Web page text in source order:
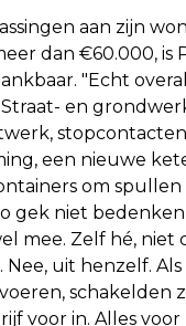
aan zijn
dan €60.000, is
"Echt
en
een nieuwe
om spullen
gek niet bedenken
mee. Zelf hé, niet
Nee, uit henzelf.
schakelden
voor in. Alles voor